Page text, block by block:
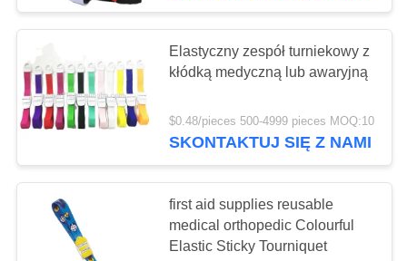
Bandaże z taśmy
medycznej
135
Elastyczny zespół turniekowy z
kłódką medyczną lub awaryjną
$0.48/pieces 500-4999 pieces MOQ:10
SKONTAKTUJ SIĘ Z NAMI
first aid supplies reusable
medical orthopedic Colourful
Elastic Sticky Tourniquet